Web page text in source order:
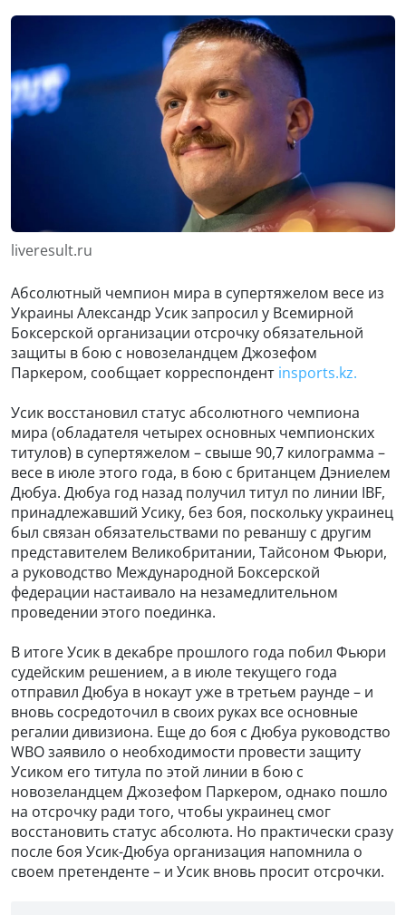
liveresult.ru
Абсолютный чемпион мира в супертяжелом весе из
Украины Александр Усик запросил у Всемирной
Боксерской организации отсрочку обязательной
защиты в бою с новозеландцем Джозефом
Паркером, сообщает корреспондент insports.kz.
Усик восстановил статус абсолютного чемпиона
мира (обладателя четырех основных чемпионских
титулов) в супертяжелом – свыше 90,7 килограмма –
весе в июле этого года, в бою с британцем Дэниелем
Дюбуа. Дюбуа год назад получил титул по линии IBF,
принадлежавший Усику, без боя, поскольку украинец
был связан обязательствами по реваншу с другим
представителем Великобритании, Тайсоном Фьюри,
а руководство Международной Боксерской
федерации настаивало на незамедлительном
проведении этого поединка.
В итоге Усик в декабре прошлого года побил Фьюри
судейским решением, а в июле текущего года
отправил Дюбуа в нокаут уже в третьем раунде – и
вновь сосредоточил в своих руках все основные
регалии дивизиона. Еще до боя с Дюбуа руководство
WBO заявило о необходимости провести защиту
Усиком его титула по этой линии в бою с
новозеландцем Джозефом Паркером, однако пошло
на отсрочку ради того, чтобы украинец смог
восстановить статус абсолюта. Но практически сразу
после боя Усик-Дюбуа организация напомнила о
своем претенденте – и Усик вновь просит отсрочки.